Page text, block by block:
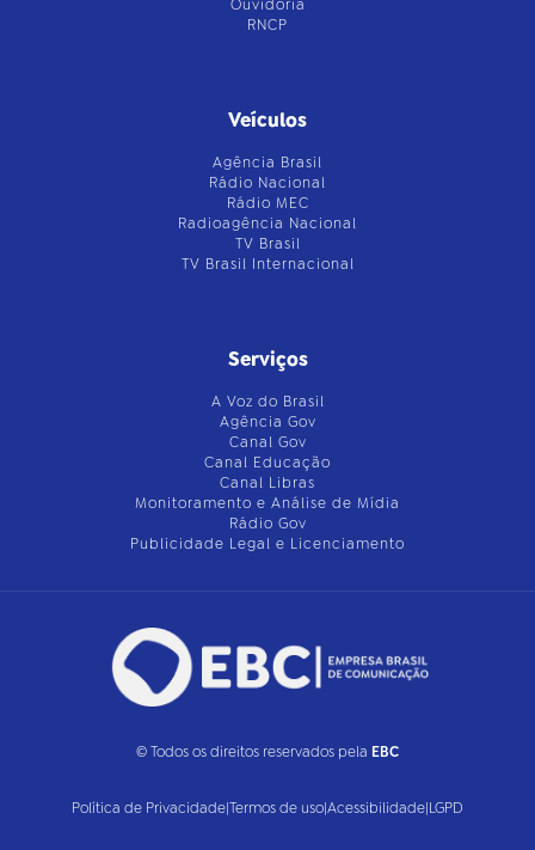
Ouvidoria
RNCP
Veículos
Agência Brasil
Rádio Nacional
Rádio MEC
Radioagência Nacional
TV Brasil
TV Brasil Internacional
Serviços
A Voz do Brasil
Agência Gov
Canal Gov
Canal Educação
Canal Libras
Monitoramento e Análise de Mídia
Rádio Gov
Publicidade Legal e Licenciamento
© Todos os direitos reservados pela EBC
Política de Privacidade|Termos de uso|Acessibilidade|LGPD